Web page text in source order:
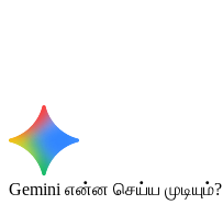
Gemini என்ன செய்ய முடியும்?